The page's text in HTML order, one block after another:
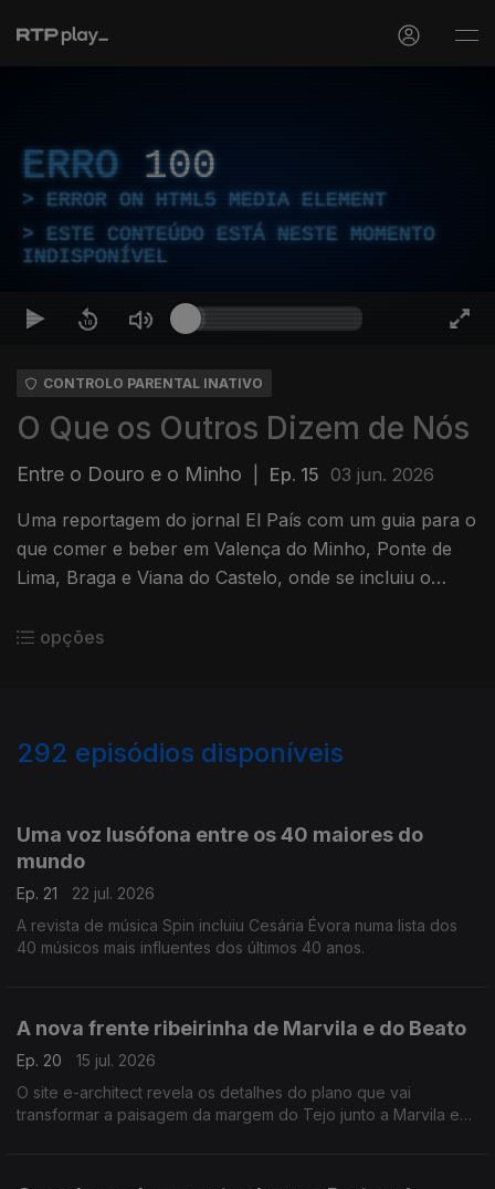
ERRO 100
ERROR ON HTML5 MEDIA ELEMENT
ESTE CONTEÚDO ESTÁ NESTE MOMENTO
INDISPONÍVEL
CONTROLO PARENTAL INATIVO
O Que os Outros Dizem de Nós
Entre o Douro e o Minho Ep. 15 03 jun. 2026
Uma reportagem do jornal El País com um guia para o
que comer e beber em Valença do Minho, Ponte de
Lima, Braga e Viana do Castelo, onde se incluiu o
opções
292 episódios disponíveis
Uma voz lusófona entre os 40 maiores do
mundo
Ep. 21
22 jul. 2026
A revista de música Spin incluiu Cesária Évora numa lista dos
40 músicos mais influentes dos últimos 40 anos.
A nova frente ribeirinha de Marvila e do Beato
Ep. 20
15 jul. 2026
O site e-architect revela os detalhes do plano que vai
transformar a paisagem da margem do Tejo junto a Marvila e